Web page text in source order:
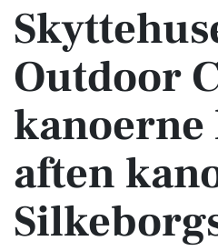
Outdoor
aften